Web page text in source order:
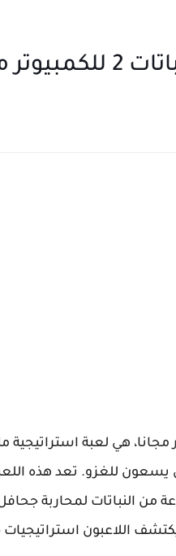
فاير
مجانا، هي لعبة استراتيجية
يسعون للغزو. تعد هذه
من النباتات لمحاربة
اللاعبون استراتيجيات